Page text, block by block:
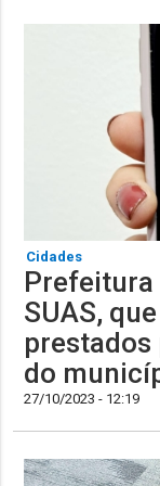
Cidades
Prefeitura
SUAS,
prestados
do
27/10/2023 - 12:19